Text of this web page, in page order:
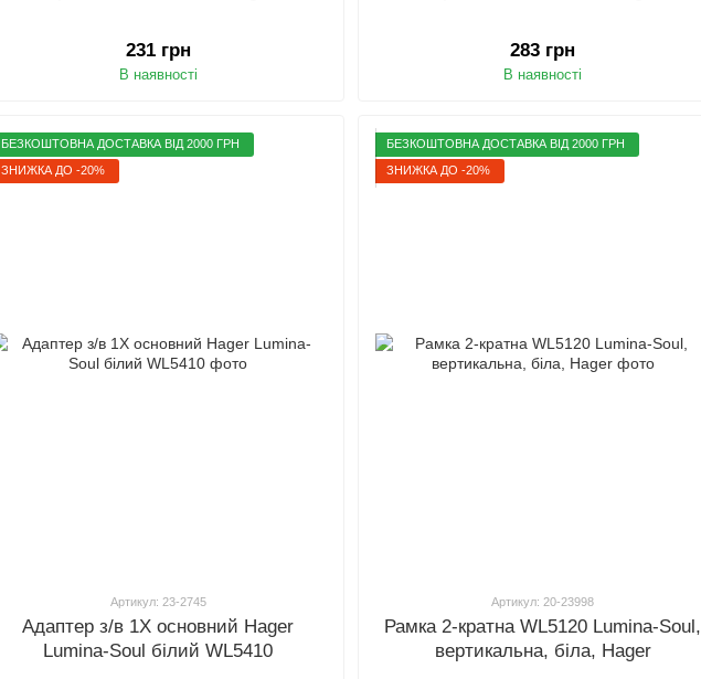
231 грн
В наявності
283 грн
В наявності
БЕЗКОШТОВНА ДОСТАВКА ВІД 2000 ГРН
ЗНИЖКА ДО -20%
Артикул: 23-2745
Адаптер з/в 1Х основний Hager
Lumina-Soul білий WL5410
БЕЗКОШТОВНА ДОСТАВКА ВІД 2000 ГРН
ЗНИЖКА ДО -20%
Артикул: 20-23998
Рамка 2-кратна WL5120 Lumina-Soul,
вертикальна, біла, Hager